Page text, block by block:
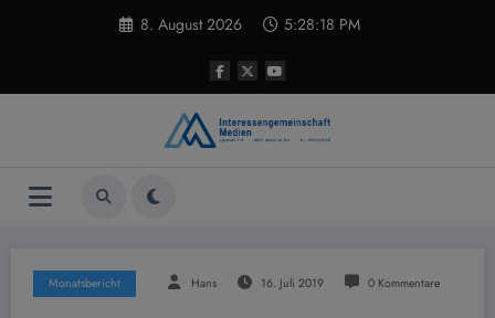
8. August 2026 5:28:18 PM
Monatsbericht Hans 16. Juli 2019 0 Kommentare